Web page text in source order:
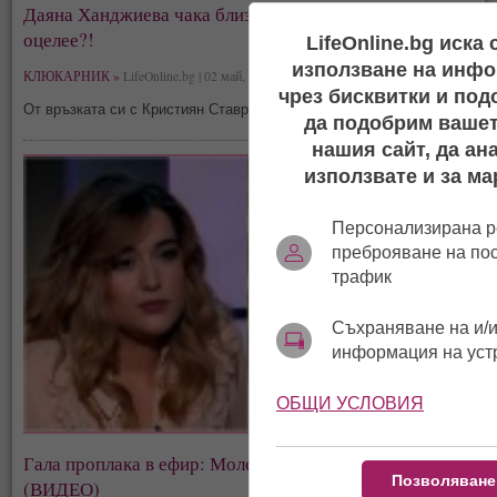
Даяна Ханджиева чака близнаци - пита се как ще
оцелее?!
КЛЮКАРНИК » LifeOnline.bg | 02 май, 11:36
От връзката си с Кристиян Ставрев Даяна има син Антони
Гала проплака в ефир: Молете се за детето ми!
(ВИДЕО)
LifeOnline.bg иска
използване на
чрез бисквитки и
да подобрим
нашия сайт, да
използвате и за
Персонализирана
преброяване на
трафик
Съхраняване на и/
информация на
ОБЩИ УСЛОВИЯ